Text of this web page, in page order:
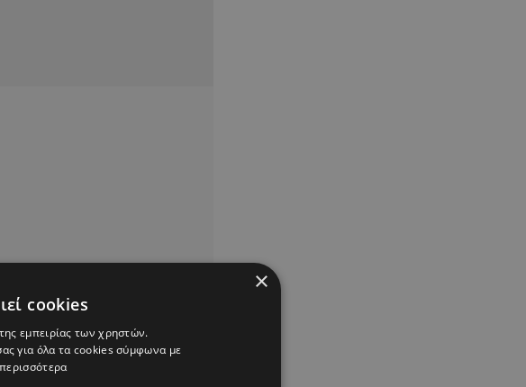
×
cookies
εμπειρίας των χρηστών.
για όλα τα cookies σύμφωνα με